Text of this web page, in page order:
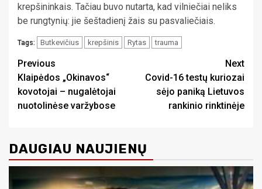
krepšininkais. Tačiau buvo nutarta, kad vilniečiai neliks
be rungtynių: jie šeštadienį žais su pasvaliečiais.
Tags: Butkevičius krepšinis Rytas trauma
Continue
Reading
Previous
Klaipėdos „Okinavos“
kovotojai – nugalėtojai
nuotolinėse varžybose
Next
Covid-16 testų kuriozai
sėjo paniką Lietuvos
rankinio rinktinėje
DAUGIAU NAUJIENŲ